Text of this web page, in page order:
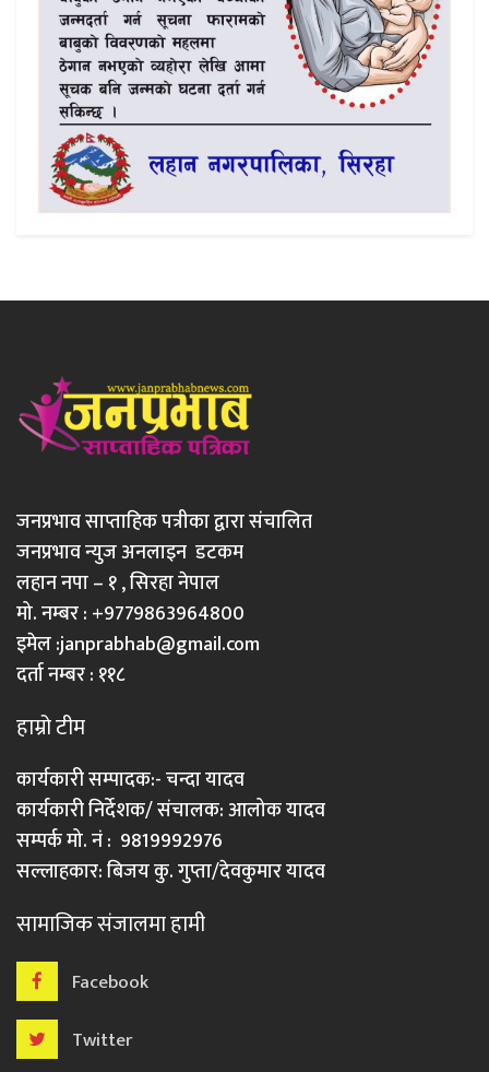
जनप्रभाव साप्ताहिक पत्रीका द्वारा संचालित
जनप्रभाव न्युज अनलाइन डटकम
लहान नपा – १ , सिरहा नेपाल
मो. नम्बर : +9779863964800
इमेल :janprabhab@gmail.com
दर्ता नम्बर : ११८
हाम्रो टीम
कार्यकारी सम्पादक:- चन्दा यादव
कार्यकारी निर्देशक/ संचालक: आलोक यादव
सम्पर्क मो. नं : 9819992976
सल्लाहकार: बिजय कु. गुप्ता/देवकुमार यादव
सामाजिक संजालमा हामी
Facebook
Twitter